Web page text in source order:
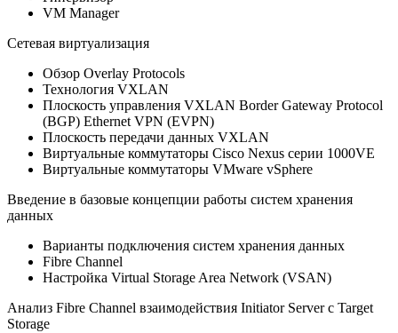
VM Manager
Сетевая виртуализация
Обзор Overlay Protocols
Технология VXLAN
Плоскость управления VXLAN Border Gateway Protocol
(BGP) Ethernet VPN (EVPN)
Плоскость передачи данных VXLAN
Виртуальные коммутаторы Cisco Nexus серии 1000VE
Виртуальные коммутаторы VMware vSphere
Введение в базовые концепции работы систем хранения
данных
Варианты подключения систем хранения данных
Fibre Channel
Настройка Virtual Storage Area Network (VSAN)
Анализ Fibre Channel взаимодействия Initiator Server с Target
Storage